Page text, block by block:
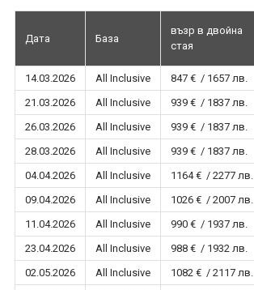
Дата База
възр в двойна
стая
14.03.2026 All Inclusive 847 € / 1657 лв.
21.03.2026
All Inclusive 939 € / 1837 лв.
26.03.2026
All Inclusive 939 € / 1837 лв.
28.03.2026
All Inclusive 939 € / 1837 лв.
04.04.2026
All Inclusive 1164 € / 2277 лв.
09.04.2026
All Inclusive 1026 € / 2007 лв.
11.04.2026
All Inclusive 990 € / 1937 лв.
23.04.2026
All Inclusive 988 € / 1932 лв.
02.05.2026
All Inclusive 1082 € / 2117 лв.